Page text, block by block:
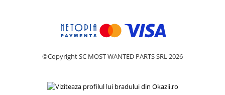
©Copyright SC MOST WANTED PARTS SRL 2026